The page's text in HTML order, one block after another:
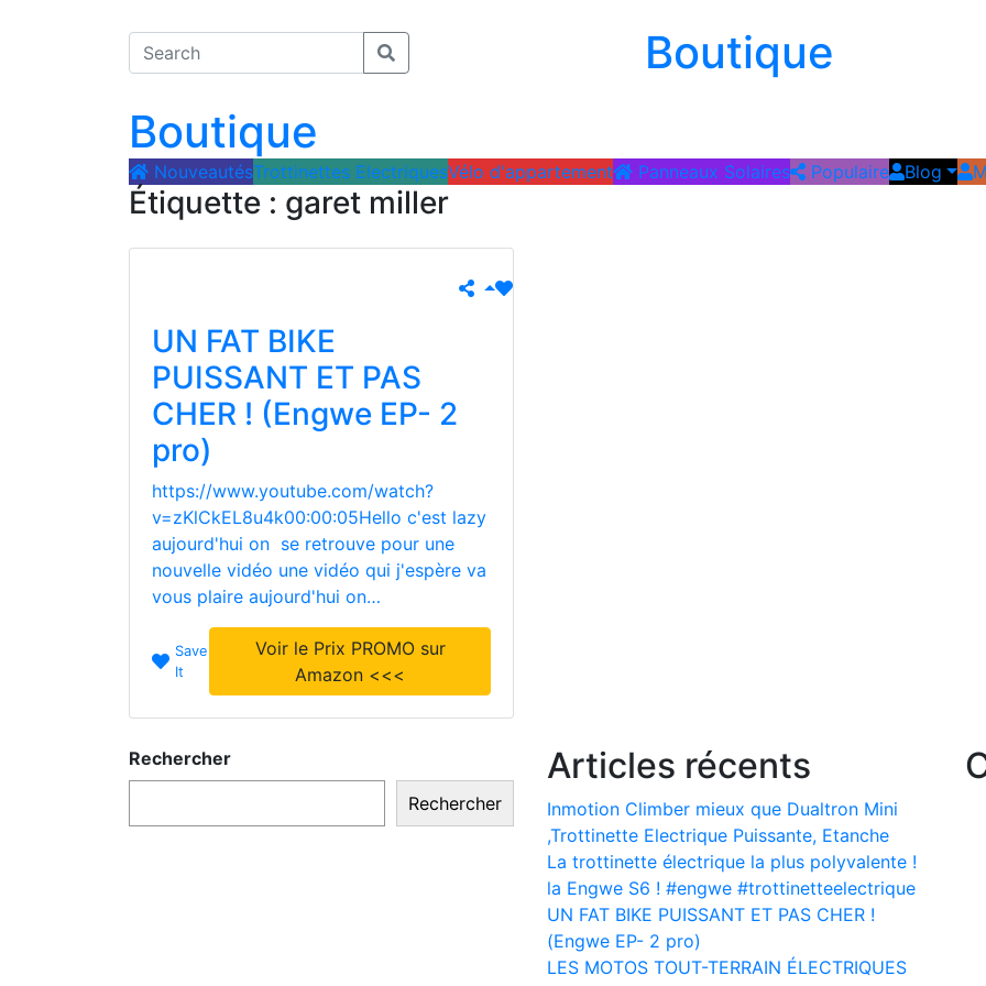
Boutique
Boutique
NouveautésTrottinettes ElectriquesVélo d'appartement Panneaux Solaires Populaire Blog
Étiquette : garet miller
UN FAT BIKE
PUISSANT ET PAS
CHER ! (Engwe EP- 2
pro)
https://www.youtube.com/watch?
v=zKlCkEL8u4k00:00:05Hello c'est lazy
aujourd'hui on se retrouve pour une
nouvelle vidéo une vidéo qui j'espère va
vous plaire aujourd'hui on…
Save
It
Voir le Prix PROMO sur
Amazon <<<
Rechercher
Rechercher
Articles récents
Inmotion Climber mieux que Dualtron Mini
,Trottinette Electrique Puissante, Etanche
La trottinette électrique la plus polyvalente !
la Engwe S6 ! #engwe #trottinetteelectrique
UN FAT BIKE PUISSANT ET PAS CHER !
(Engwe EP- 2 pro)
LES MOTOS TOUT-TERRAIN ÉLECTRIQUES